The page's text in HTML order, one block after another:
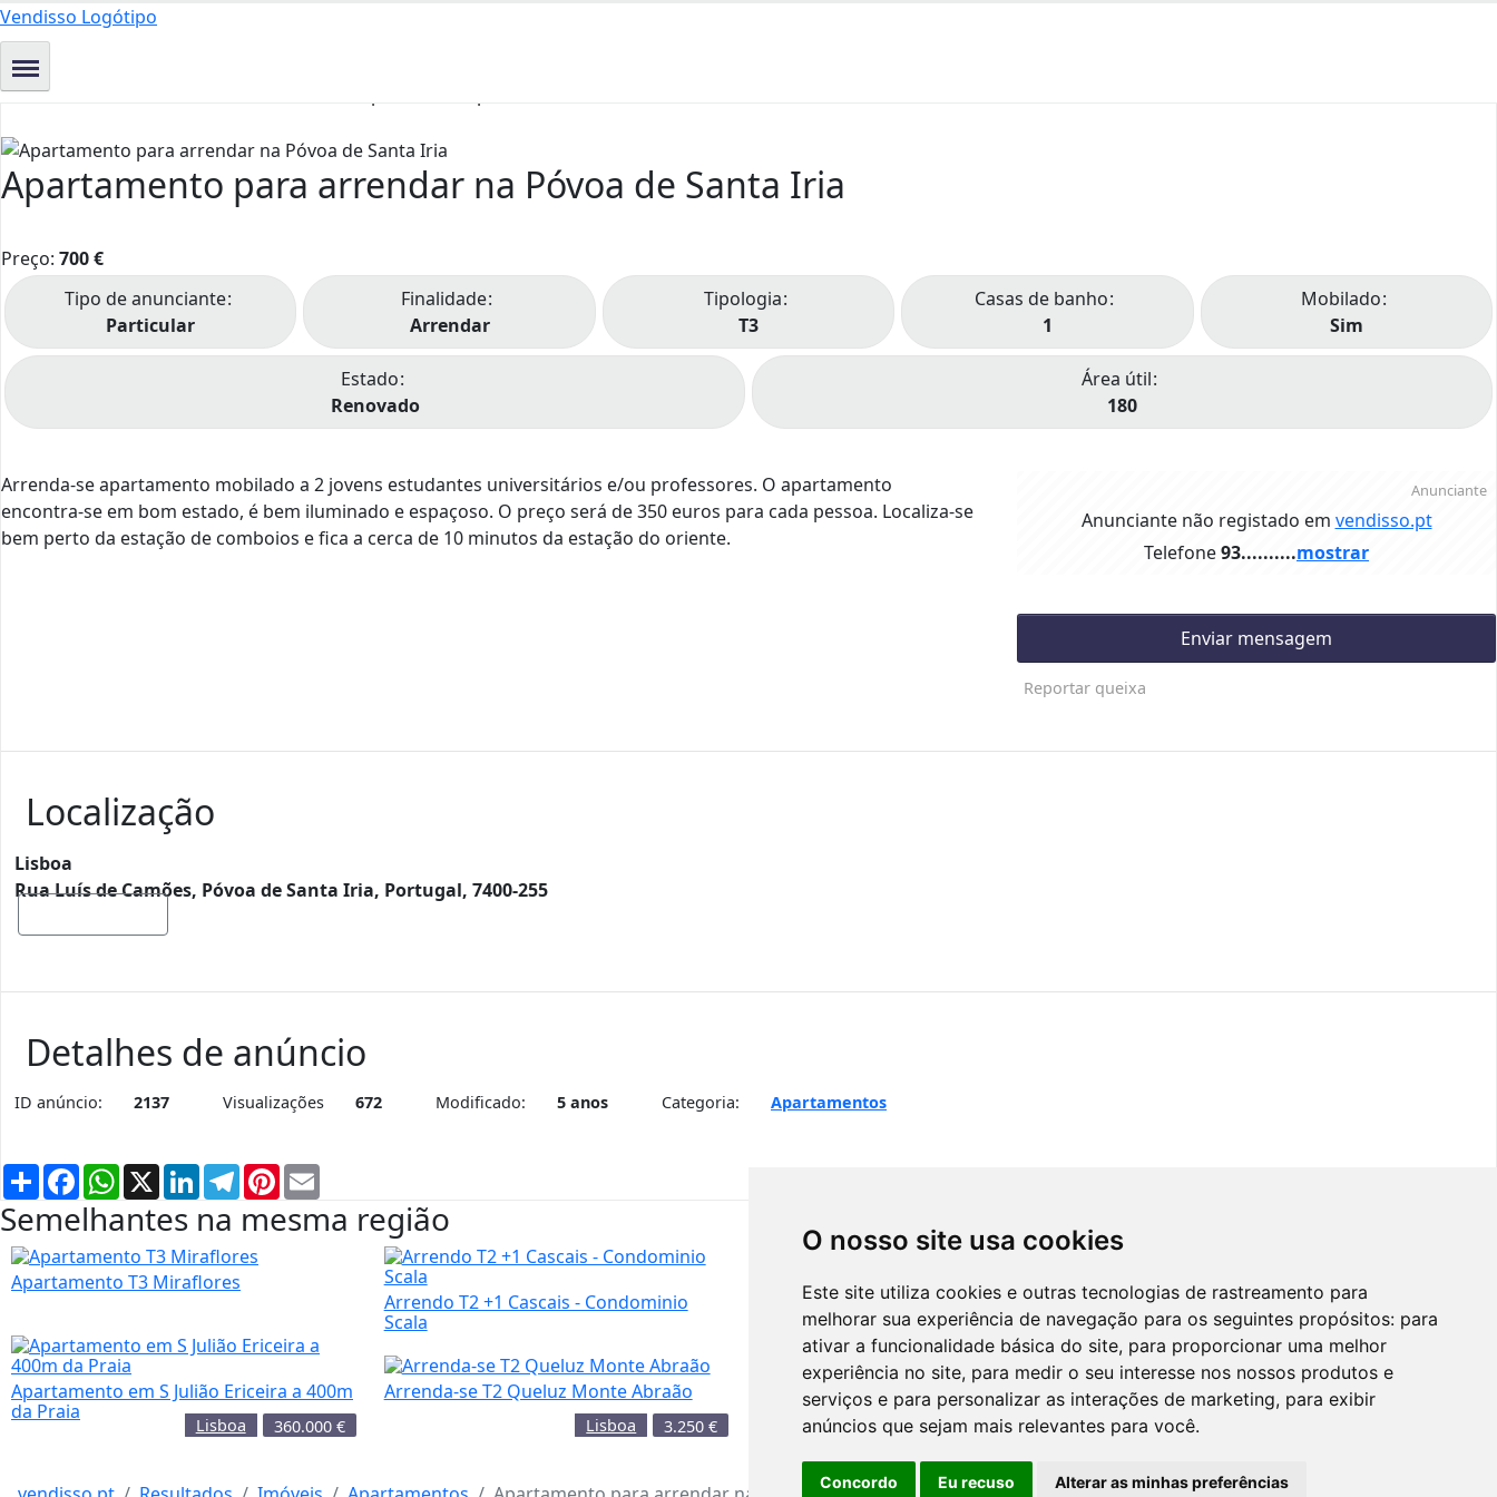
O nosso site usa cookies
Este site utiliza cookies e outras tecnologias de rastreamento para
melhorar sua experiência de navegação para os seguintes propósitos: para
ativar a funcionalidade básica do site, para proporcionar uma melhor
experiência no site, para medir o seu interesse nos nossos produtos e
serviços e para personalizar as interações de marketing, para exibir
anúncios que sejam mais relevantes para você.
Concordo Eu recuso Alterar as minhas preferências
Vendisso Logótipo
Apartamento para arrendar na Póvoa de Santa Iria
Preço: 700€
Tipo de anunciante
Particular
Finalidade
Arrendar
Tipologia
T3
Casas de banho
1
Mobilado
Sim
Estado
Renovado
Área útil
180
Arrenda-se apartamento mobilado a 2 jovens estudantes universitários e/ou professores. O apartamento
encontra-se em bom estado, é bem iluminado e espaçoso. O preço será de 350 euros para cada pessoa. Localiza-se
bem perto da estação de comboios e fica a cerca de 10 minutos da estação do oriente.
Telefone93..........mostrar
Anunciante
Anunciante não registado em vendisso.pt
Enviar mensagem
Reportar queixa
Localização
Lisboa
Rua Luís de Camões, Póvoa de Santa Iria, Portugal, 7400-255
Detalhes de anúncio
ID anúncio: 2137 Visualizações 672 Modificado: 5 anos Categoria: Apartamentos
PartilharFacebookWhatsApp
X LinkedInTelegram
Pinterest
Semelhantes na mesma região
Apartamento T3 Miraflores
Lisboa 360.000 €
Apartamento em S Julião Ericeira a 400m
da Praia
Arrendo T2 +1 Cascais - Condominio
Scala
Lisboa 3.250 €
Arrenda-se T2 Queluz Monte Abraão
Apartamento em Tires - São Domingos
de Rana
Lisboa 199.000 €
Apartamento T3 Aluga-se Alameda;
Arriois; Tecnico
T2 no coração do bairro de Alvalade
Apartamento T2 em Olaias